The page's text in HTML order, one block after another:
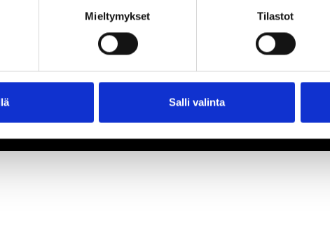
Mieltymykset Tilastot
Salli valinta